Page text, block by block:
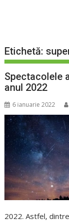
Etichetă:
Spectacolele
anul 2022
6 ianuarie 2022
2022. Astfel,